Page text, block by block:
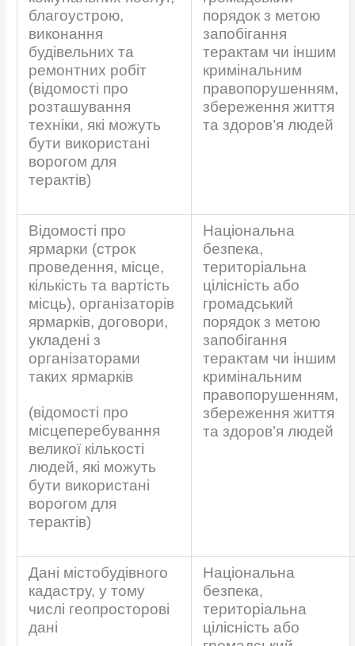
благоустрою,
виконання
будівельних та
ремонтних робіт
(відомості про
розташування
техніки, які можуть
бути використані
ворогом для
терактів)
порядок з метою
запобігання
терактам чи іншим
кримінальним
правопорушенням,
збереження життя
та здоров’я людей
Відомості про
ярмарки (строк
проведення, місце,
кількість та вартість
місць), організаторів
ярмарків, договори,
укладені з
організаторами
таких ярмарків
(відомості про
місцеперебування
великої кількості
людей, які можуть
бути використані
ворогом для
терактів)
Національна
безпека,
територіальна
цілісність або
громадський
порядок з метою
запобігання
терактам чи іншим
кримінальним
правопорушенням,
збереження життя
та здоров’я людей
Дані містобудівного
кадастру, у тому
числі геопросторові
дані
Національна
безпека,
територіальна
цілісність або